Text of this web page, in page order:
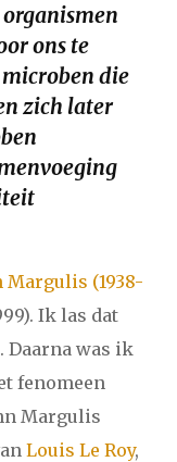
mei juni juli
november
november
november
ons te
die
zich later
Margulis (1938-
Ik las dat
Daarna was ik
fenomeen
Margulis
Louis Le Roy,